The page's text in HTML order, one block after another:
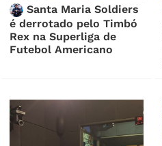
Santa Maria Soldiers
é derrotado pelo Timbó
Rex na Superliga de
Futebol Americano